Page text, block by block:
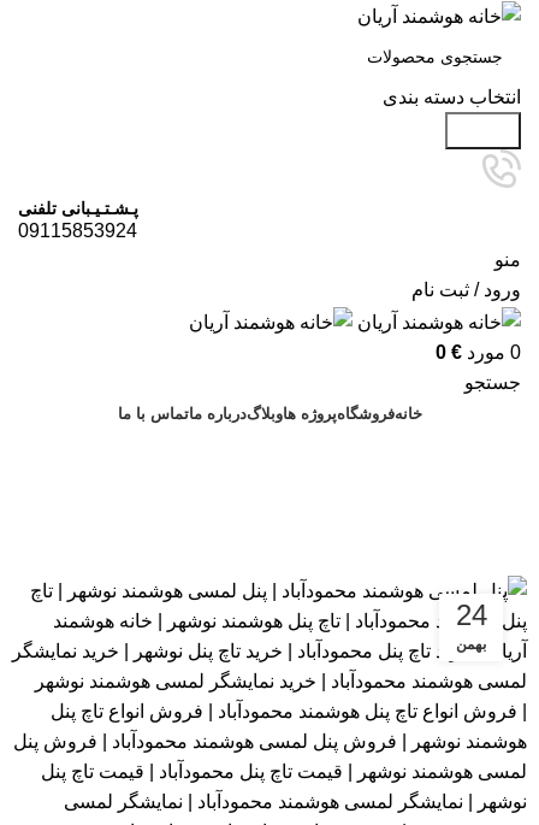
انتخاب دسته بندی
پـشـتـیـبانی تلفنی
09115853924
منو
ورود / ثبت نام
0 مورد 0 €
جستجو
خانهفروشگاهپروژه هاوبلاگدرباره ماتماس با ما
24
بهمن